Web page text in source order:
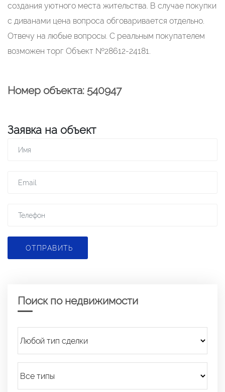
создания уютного места жительства. В случае покупки
с диванами цена вопроса обговаривается отдельно.
Отвечу на любые вопросы. С реальным покупателем
возможен торг Объект №28612-24181.
Номер объекта: 540947
Заявка на объект
ОТПРАВИТЬ
Поиск по недвижимости